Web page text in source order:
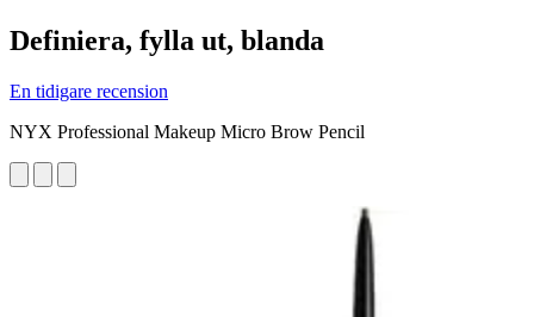
Definiera, fylla ut, blanda
En tidigare recension
NYX Professional Makeup Micro Brow Pencil